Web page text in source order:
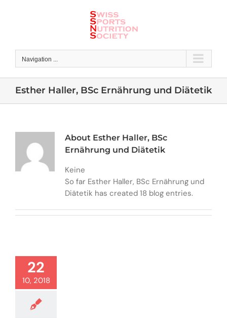
Navigation ...
Esther Haller, BSc Ernährung und Diätetik
About Esther Haller, BSc
Ernährung und Diätetik
Keine
So far Esther Haller, BSc Ernährung und
Diätetik has created 18 blog entries.
22
10, 2018